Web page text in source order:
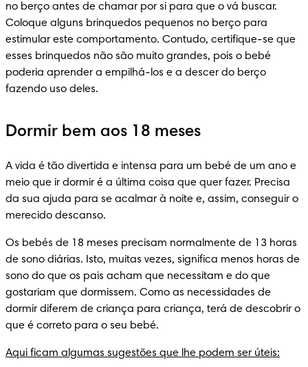
no berço antes de chamar por si para que o vá buscar.
Coloque alguns brinquedos pequenos no berço para
estimular este comportamento. Contudo, certifique-se que
esses brinquedos não são muito grandes, pois o bebé
poderia aprender a empilhá-los e a descer do berço
fazendo uso deles.
Dormir bem aos 18 meses
A vida é tão divertida e intensa para um bebé de um ano e
meio que ir dormir é a última coisa que quer fazer. Precisa
da sua ajuda para se acalmar à noite e, assim, conseguir o
merecido descanso.
Os bebés de 18 meses precisam normalmente de 13 horas
de sono diárias. Isto, muitas vezes, significa menos horas de
sono do que os pais acham que necessitam e do que
gostariam que dormissem. Como as necessidades de
dormir diferem de criança para criança, terá de descobrir o
que é correto para o seu bebé.
Aqui ficam algumas sugestões que lhe podem ser úteis: